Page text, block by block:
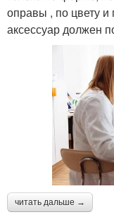
оправы , по цвету и
аксессуар должен
читать дальше →